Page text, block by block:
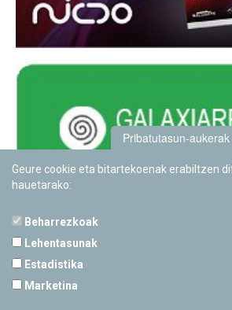
Pribatutasun-aukerak
Geure cookie eta bitartekoenak erabiltzen
hauetarako:
Beharrezkoak
Lehentasunak
Estadistika
Marketina